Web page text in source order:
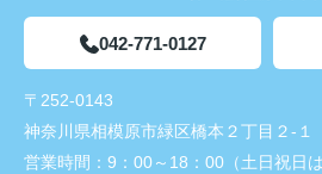
042-771-0127
〒252-0143
神奈川県相模原市緑区橋本２丁目２-１
営業時間： 9：00～18：00（土日祝日